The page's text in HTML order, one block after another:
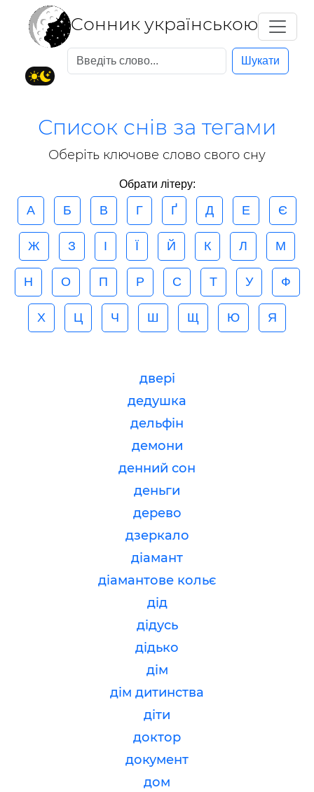
Cонник українською
Шукати
Список снів за тегами
Оберіть ключове слово свого сну
Обрати літеру:
А Б В Г Ґ Д Е Є
Ж З І Ї Й К Л М
Н О П Р С Т У Ф
Х Ц Ч Ш Щ Ю Я
двері
дедушка
дельфін
демони
денний сон
деньги
дерево
дзеркало
діамант
діамантове кольє
дід
дідусь
дідько
дім
дім дитинства
діти
доктор
документ
дом